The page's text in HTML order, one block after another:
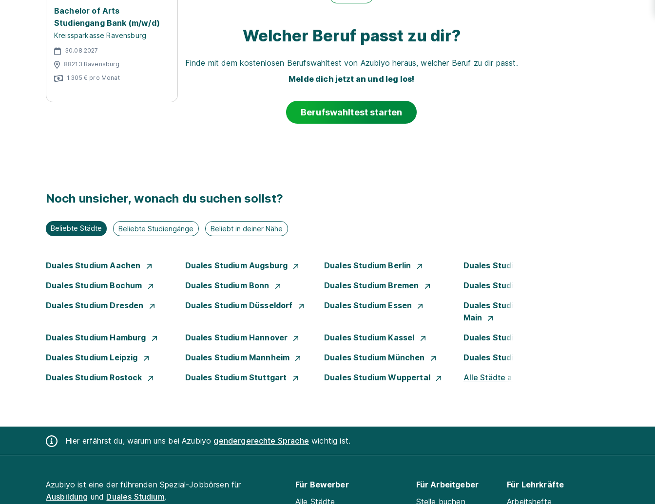
Bachelor of Arts
Studiengang Bank (m/w/d)
Kreissparkasse Ravensburg
30.08.2027
88213 Ravensburg
1.305 € pro Monat
Welcher Beruf passt zu dir?
Finde mit dem kostenlosen Berufswahltest von Azubiyo heraus, welcher Beruf zu dir passt.
Melde dich jetzt an und leg los!
Berufswahltest starten
Noch unsicher, wonach du suchen sollst?
Beliebte Städte Beliebte Studiengänge Beliebt in deiner Nähe
Duales Studium Aachen Duales Studium Augsburg Duales Studium Berlin Duales Studium Bielefeld
Duales Studium Bochum Duales Studium Bonn Duales Studium Bremen Duales Studium Dortmund
Duales Studium Dresden Duales Studium Düsseldorf Duales Studium Essen
Duales Studium Frankfurt am
Main
Duales Studium Hamburg Duales Studium Hannover Duales Studium Kassel Duales Studium Köln
Duales Studium Leipzig Duales Studium Mannheim Duales Studium München Duales Studium Nürnberg
Duales Studium Rostock Duales Studium Stuttgart Duales Studium Wuppertal Alle Städte ansehen
Hier erfährst du, warum uns bei Azubiyo gendergerechte Sprache wichtig ist.
Azubiyo ist eine der führenden Spezial-Jobbörsen für
Ausbildung und Duales Studium.
Für Bewerber
Alle Städte
Für Arbeitgeber
Stelle buchen
Für Lehrkräfte
Arbeitshefte